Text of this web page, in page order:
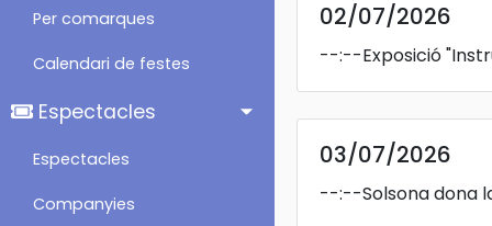
Per comarques
Calendari de festes
Espectacles
Espectacles
Companyies
02/07/2026
--:--Exposició
03/07/2026
--:--Solsona dona